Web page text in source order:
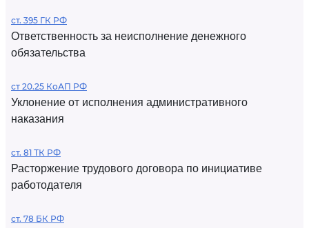
ст. 395 ГК РФ
Ответственность за неисполнение денежного
обязательства
ст 20.25 КоАП РФ
Уклонение от исполнения административного
наказания
ст. 81 ТК РФ
Расторжение трудового договора по инициативе
работодателя
ст. 78 БК РФ